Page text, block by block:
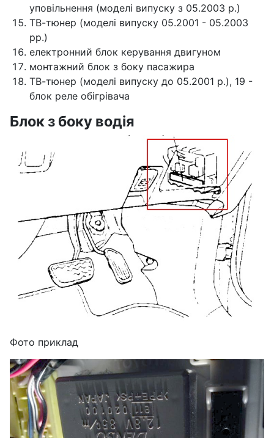
уповільнення (моделі випуску з 05.2003 р.)
ТВ-тюнер (моделі випуску 05.2001 - 05.2003
рр.)
електронний блок керування двигуном
монтажний блок з боку пасажира
ТВ-тюнер (моделі випуску до 05.2001 р.), 19 -
блок реле обігрівача
Блок з боку водія
Фото приклад